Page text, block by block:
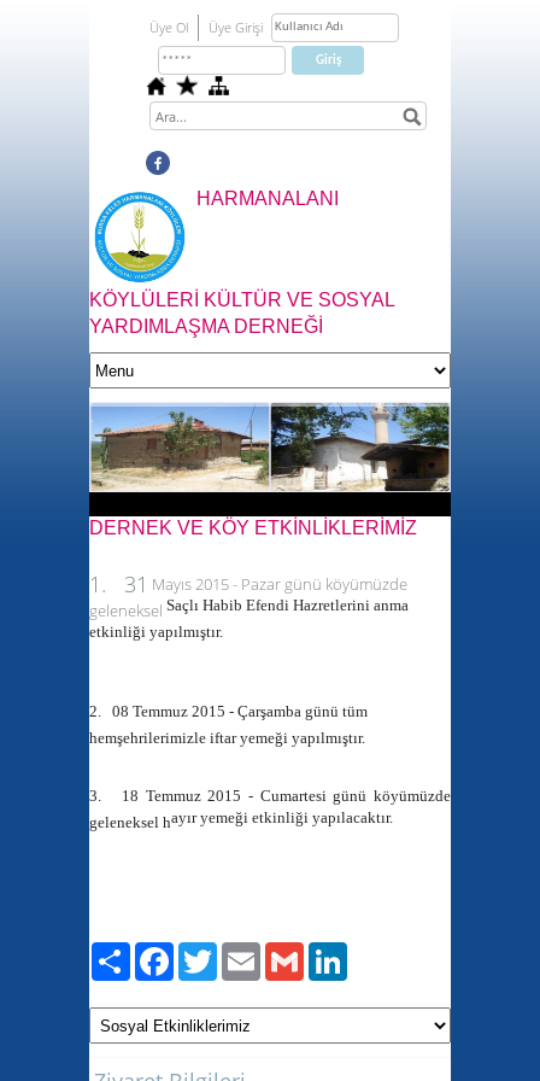
Üye Ol Üye Girişi
HARMANALANI
KÖYLÜLERİ KÜLTÜR VE SOSYAL
YARDIMLAŞMA DERNEĞİ
DERNEK VE KÖY ETKİNLİKLERİMİZ
1. 31 Mayıs 2015 - Pazar günü köyümüzde
geleneksel Saçlı Habib Efendi Hazretlerini anma
etkinliği yapılmıştır.
2. 08 Temmuz 2015 - Çarşamba günü tüm
hemşehrilerimizle iftar yemeği yapılmıştır.
3. 18 Temmuz 2015 - Cumartesigünü köyümüzde
geleneksel hayır yemeği etkinliği yapılacaktır.
PaylaşFacebook
TwitterEmailGmail